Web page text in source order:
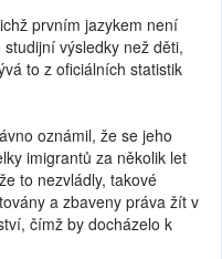
prvním jazykem není
výsledky než děti,
to z oficiálních statistik
oznámil, že se jeho
imigrantů za několik let
to nezvládly, takové
a zbaveny práva žít v
čímž by docházelo k